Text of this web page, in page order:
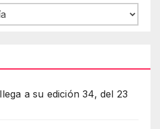
a su edición 34, del 23